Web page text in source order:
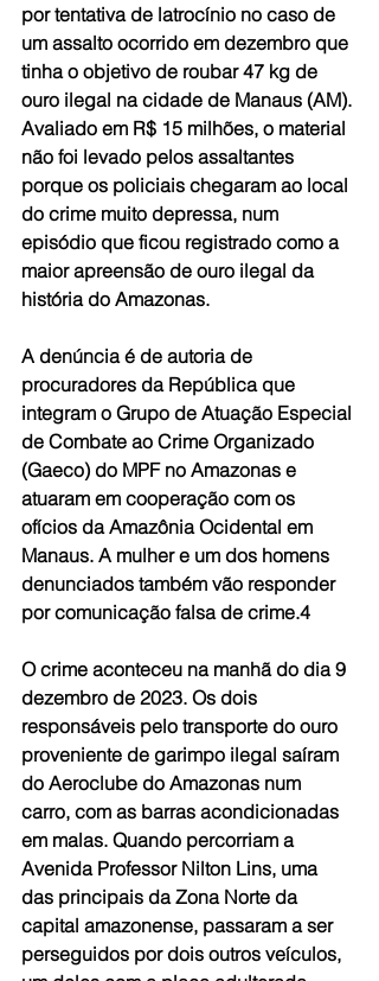
por tentativa de latrocínio no caso de
um assalto ocorrido em dezembro que
tinha o objetivo de roubar 47 kg de
ouro ilegal na cidade de Manaus (AM).
Avaliado em R$ 15 milhões, o material
não foi levado pelos assaltantes
porque os policiais chegaram ao local
do crime muito depressa, num
episódio que ficou registrado como a
maior apreensão de ouro ilegal da
história do Amazonas.
A denúncia é de autoria de
procuradores da República que
integram o Grupo de Atuação Especial
de Combate ao Crime Organizado
(Gaeco) do MPF no Amazonas e
atuaram em cooperação com os
ofícios da Amazônia Ocidental em
Manaus. A mulher e um dos homens
denunciados também vão responder
por comunicação falsa de crime.4
O crime aconteceu na manhã do dia 9
dezembro de 2023. Os dois
responsáveis pelo transporte do ouro
proveniente de garimpo ilegal saíram
do Aeroclube do Amazonas num
carro, com as barras acondicionadas
em malas. Quando percorriam a
Avenida Professor Nilton Lins, uma
das principais da Zona Norte da
capital amazonense, passaram a ser
perseguidos por dois outros veículos,